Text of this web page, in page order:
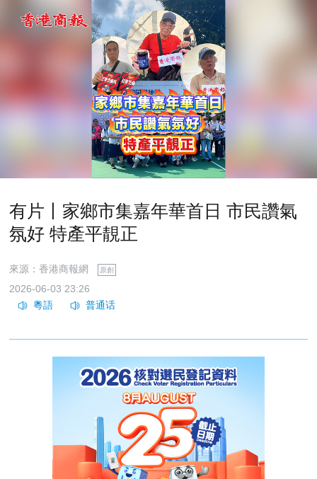
有片丨家鄉市集嘉年華首日 市民讚氣
氛好 特產平靚正
來源：香港商報網 原創
2026-06-03 23:26